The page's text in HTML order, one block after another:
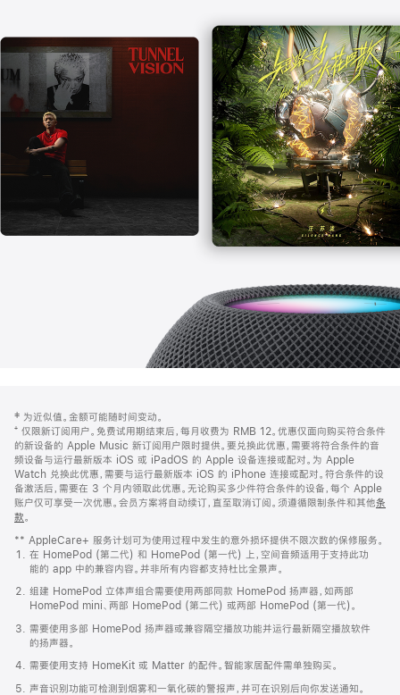
口
中
打
开)
页
页
脚
注
‡ 为近似值。金额可能随时间变动。
⁺ 仅限新订阅用户。免费试用期结束后，每月收费为 RMB 12。优惠仅面向购买符合条件
的新设备的 Apple Music 新订阅用户限时提供。要兑换此优惠，需要将符合条件的音
频设备与运行最新版本 iOS 或 iPadOS 的 Apple 设备连接或配对。为 Apple
Watch 兑换此优惠，需要与运行最新版本 iOS 的 iPhone 连接或配对。符合条件的设
备激活后，需要在 3 个月内领取此优惠。无论购买多少件符合条件的设备，每个 Apple
账户仅可享受一次优惠。会员方案将自动续订，直至取消订阅。须遵循限制条件和其他条
款。
窗
口
中
打
开)
** AppleCare+ 服务计划可为使用过程中发生的意外损坏提供不限次数的保修服务。
在 HomePod (第二代) 和 HomePod (第一代) 上，空间音频适用于支持此功
能的 app 中的兼容内容。并非所有内容都支持杜比全景声。
组建 HomePod 立体声组合需要使用两部同款 HomePod 扬声器，如两部
HomePod mini、两部 HomePod (第二代) 或两部 HomePod (第一代)。
需要使用多部 HomePod 扬声器或兼容隔空播放功能并运行最新隔空播放软件
的扬声器。
需要使用支持 HomeKit 或 Matter 的配件。智能家居配件需单独购买。
声音识别功能可检测到烟雾和一氧化碳的警报声，并可在识别后向你发送通知。